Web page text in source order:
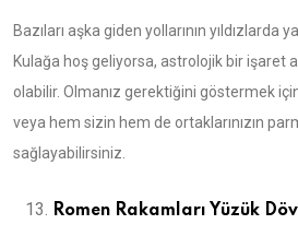
Bazıları aşka giden yollarının yıldızlarda
Kulağa hoş geliyorsa, astrolojik bir işaret
olabilir. Olmanız gerektiğini göstermek
veya hem sizin hem de ortaklarınızın
sağlayabilirsiniz.
Romen Rakamları Yüzük